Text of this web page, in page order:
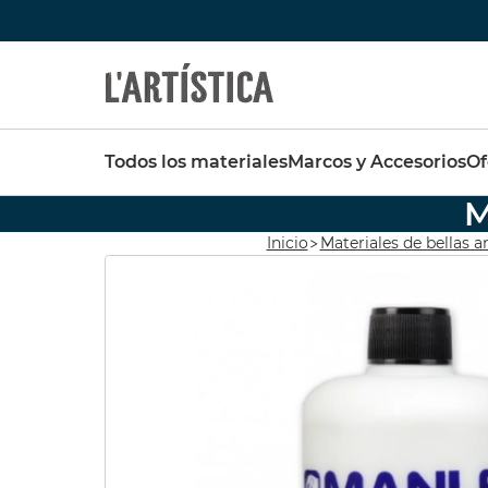
Búsquedas populares
vallejo pinceles
pinceles escoda
Pebeo
SET 6
44,37 €
39,93 €
Todos los materialesMarcos y Accesorios
Inicio Materiales de bellas